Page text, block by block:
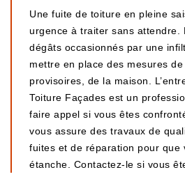
Une fuite de toiture en pleine
urgence à traiter sans attendre.
dégâts occasionnés par une
mettre en place des mesures
provisoires, de la maison.
Toiture Façades est un
faire appel si vous êtes
vous assure des travaux de
fuites et de réparation pour que
étanche. Contactez-le si vous